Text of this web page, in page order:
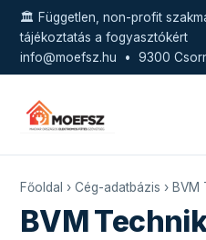
🏛️ Független, non-profit
tájékoztatás a fogyasztókért
info@moefsz.hu • 9300
Főoldal › Cég-adatbázis › BVM
BVM